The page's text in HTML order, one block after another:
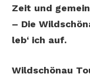
Zeit und
– Die
leb‘ ich auf.
Wildschönau